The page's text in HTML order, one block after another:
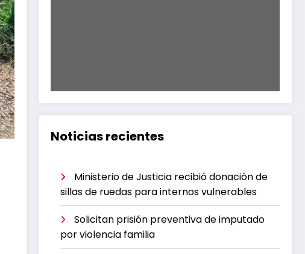
Noticias recientes
Ministerio de Justicia recibió donación de
sillas de ruedas para internos vulnerables
Solicitan prisión preventiva de imputado
por violencia familia